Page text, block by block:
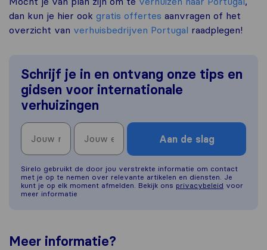
dan kun je hier ook gratis offertes aanvragen of het
overzicht van verhuisbedrijven Portugal raadplegen!
Schrijf je in en ontvang onze tips en
gidsen voor internationale
verhuizingen
Aan de slag
Sirelo gebruikt de door jou verstrekte informatie om contact
met je op te nemen over relevante artikelen en diensten. Je
kunt je op elk moment afmelden. Bekijk ons privacybeleid voor
meer informatie
Meer informatie?